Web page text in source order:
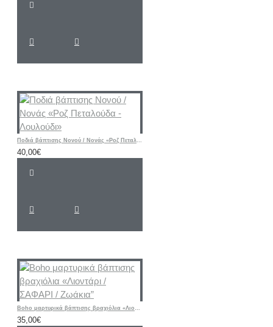
Ποδιά βάπτισης Νονού / Νονάς «Ροζ Πεταλούδα - Λουλούδι»
40,00€
Boho μαρτυρικά βάπτισης βραχιόλια «Λιοντάρι / ΣΑΦΑΡΙ / Ζωάκια”
35,00€